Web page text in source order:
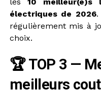
électriques de 2026.
régulièrement mis à
choix.
🏆 TOP 3 —
meilleurs